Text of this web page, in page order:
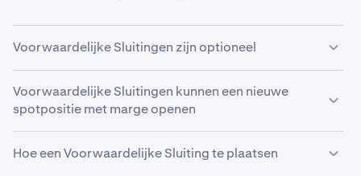
Voorwaardelijke Sluitingen zijn optioneel
U hoeft geen Voorwaardelijke Sluiting-order te
gebruiken om een open spotpositie met marge te
sluiten. Voor meer informatie over het sluiten van een
spotpositie met marge sluiteneneen spotpositie met
Voorwaardelijke Sluitingen kunnen een nieuwe
spotpositie met marge openen
Let op: Als u een spotpositie met marge opent met
een order die een Voorwaardelijke Sluiting omvat,
Hoe een Voorwaardelijke Sluiting te plaatsen